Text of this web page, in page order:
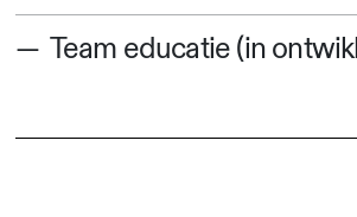
Team educatie (in